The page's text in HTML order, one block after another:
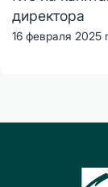
директора
16 февраля 2025